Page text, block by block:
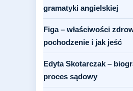
gramatyki angielskiej
Figa – właściwości
pochodzenie i jak jeść
Edyta Skotarczak –
proces sądowy